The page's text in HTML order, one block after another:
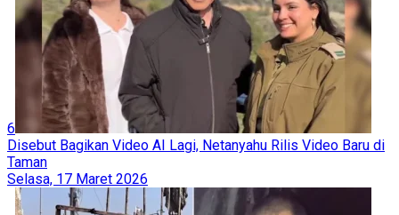
6
Disebut Bagikan Video AI Lagi, Netanyahu Rilis Video Baru di
Taman
Selasa, 17 Maret 2026